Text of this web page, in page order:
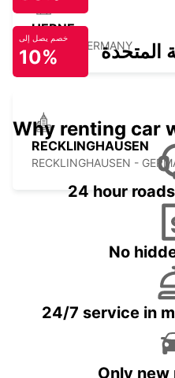
HERNE
HERNE - GERMANY
RECKLINGHAUSEN
RECKLINGHAUSEN -
خصم يصل إلى
10% المتحدة
Why renting car
24 hour
No
24/7 service in
Only